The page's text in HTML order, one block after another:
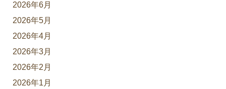
2026年6月
2026年5月
2026年4月
2026年3月
2026年2月
2026年1月